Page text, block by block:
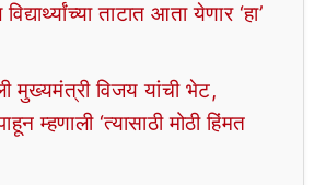
ताटात आता येणार ‘हा’
मुख्यमंत्री विजय यांची भेट,
म्हणाली ‘त्यासाठी मोठी हिंमत